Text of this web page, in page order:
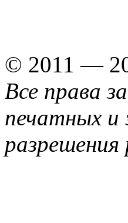
© 2011 —
Все права
печатных и
разрешения